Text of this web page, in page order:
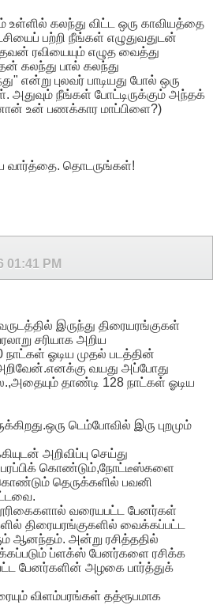
கலந்து விட்ட ஒரு காவியத்தை
பற்றி நீங்கள் எழுதுவதுடன்
ரவியையும் எழுத வைத்து
கலந்து பால் கலந்து
என்று புலவர் பாடியது போல் ஒரு
அதுவும் நீங்கள் போட்டிருக்கும் அந்தக்
உன் பணக்கார மாப்பிளை?)
வார்த்தை. தொடருங்கள்!
01:41 PM
இருந்து திரையரங்குகள்
சரியாக அறிய
ஓடிய முதல் படத்தின்
வயது அப்போது
தாண்டி 128 நாட்கள் ஓடிய
டெம்போவில் இரு புறமும்
அறிவிப்பு செய்து
கொண்டும்,நோட்டீஸ்களை
தெருக்களில் பவனி
வரையபட்ட பேனர்கள்
திரையரங்குகளில் வைக்கப்பட்ட
ஆனந்தம். அன்று ரசித்ததில்
ப்ளக்ஸ் பேனர்களை ரசிக்க
பேனர்களின் அழகை பார்த்துக்
விளம்பரங்கள் தத்ரூபமாக